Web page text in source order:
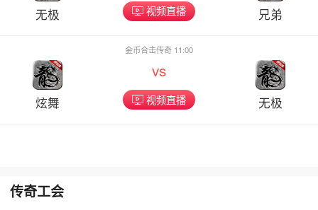
无极 视频直播 兄弟
炫舞
金币合击传奇 11:00
vs
视频直播 无极
传奇工会